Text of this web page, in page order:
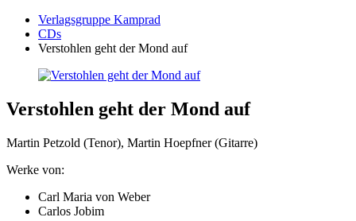
Verlagsgruppe Kamprad
CDs
Verstohlen geht der Mond auf
Verstohlen geht der Mond auf
Martin Petzold (Tenor), Martin Hoepfner (Gitarre)
Werke von:
Carl Maria von Weber
Carlos Jobim